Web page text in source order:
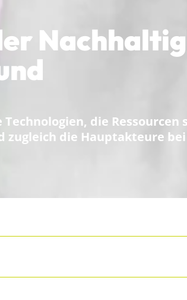
die Ressourcen
zugleich die Hauptakteure